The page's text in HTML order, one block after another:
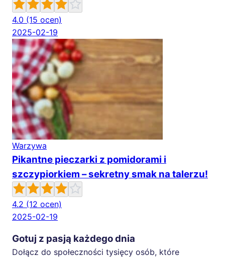
4.0 (15 ocen)
2025-02-19
Warzywa
Pikantne pieczarki z pomidorami i
szczypiorkiem – sekretny smak na talerzu!
4.2 (12 ocen)
2025-02-19
Gotuj z pasją każdego dnia
Dołącz do społeczności tysięcy osób, które